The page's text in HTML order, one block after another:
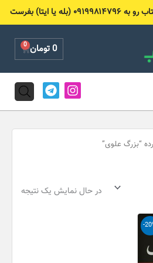
یا ایتا) بفرست
0تومان 0
Cart
I
n
s
a
T
e
l
g
“بزرگ علوی”
در حال نمایش یک نتیجه
-
قیمت
فعلی